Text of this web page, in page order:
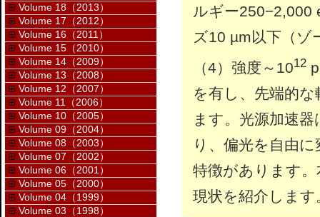
ルギー250−2,000
ズ10 µm以下（ゾ
（4）強度～1012
を有し、先端的
ます。光源加速
り、偏光を自由
特徴があります
現状を紹介します
Volume 18（2013）
Volume 17（2012）
Volume 16（2011）
Volume 15（2010）
Volume 14（2009）
Volume 13（2008）
Volume 12（2007）
Volume 11（2006）
Volume 10（2005）
Volume 09（2004）
Volume 08（2003）
Volume 07（2002）
Volume 06（2001）
Volume 05（2000）
Volume 04（1999）
Volume 03（1998）